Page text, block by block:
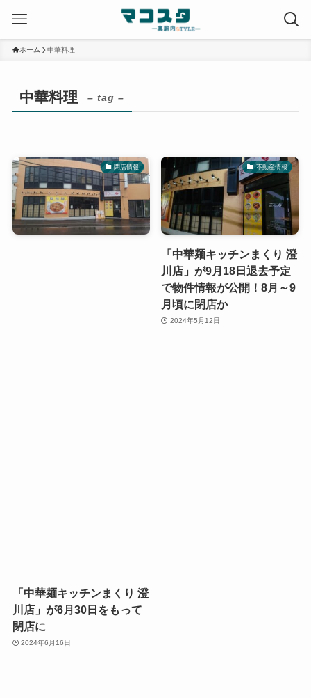
ホーム 中華料理
中華料理 – tag –
閉店情報
「中華麺キッチンまくり 澄
川店」が6月30日をもって
閉店に
2024年6月16日
不動産情報
「中華麺キッチンまくり 澄
川店」が9月18日退去予定
で物件情報が公開！8月～9
月頃に閉店か
2024年5月12日